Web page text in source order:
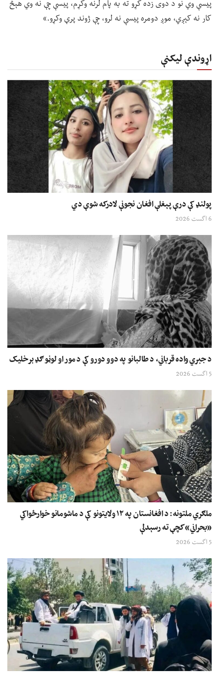
پیسې وي نو د دوی زده کړو ته به پام لرنه وکړم، پیسې چې نه وي هېڅ
کار نه کېږي، موږ دومره پیسې نه لرو، چې ژوند پرې وکړو.»
اړوندې لیکنې
پولنډ کې درې پېغلې افغان نجونې لادرکه شوې دي
6 اگست 2026
د جبري واده قرباني، د طالبانو په دوو دورو کې د مور او لوڼو ګډ برخلیک
5 اگست 2026
ملګري ملتونه: د افغانستان په ۱۲ ولایتونو کې د ماشومانو خوارځواکي
«بحراني» کچې ته رسېدلې
5 اگست 2026